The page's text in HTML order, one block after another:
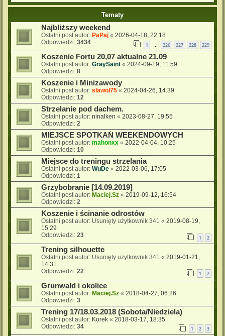
Tematy
Najbliższy weekend
Ostatni post autor: PaPaj « 2026-04-18, 22:18
Odpowiedzi: 3434 1 226 227 228 229
Koszenie Fortu 20,07 aktualne 21,09
Ostatni post autor: GraySaint « 2024-09-19, 11:59
Odpowiedzi: 8
Koszenie i Minizawody
Ostatni post autor: slawol75 « 2024-04-26, 14:39
Odpowiedzi: 12
Strzelanie pod dachem.
Ostatni post autor: ninalken « 2023-08-27, 19:55
Odpowiedzi: 2
MIEJSCE SPOTKAŃ WEEKENDOWYCH
Ostatni post autor: mahonxx « 2022-04-04, 10:25
Odpowiedzi: 10
Miejsce do treningu strzelania
Ostatni post autor: WuDe « 2022-03-06, 17:05
Odpowiedzi: 1
Grzybobranie [14.09.2019]
Ostatni post autor: Maciej.Sz « 2019-09-12, 16:54
Odpowiedzi: 2
Koszenie i ścinanie odrostów
Ostatni post autor: Usunięty użytkownik 341 « 2019-08-19,
15:29
Odpowiedzi: 23 1 2
Trening silhouette
Ostatni post autor: Usunięty użytkownik 341 « 2019-01-21,
14:31
Odpowiedzi: 22 1 2
Grunwald i okolice
Ostatni post autor: Maciej.Sz « 2018-04-27, 06:26
Odpowiedzi: 3
Trening 17/18.03.2018 (Sobota/Niedziela)
Ostatni post autor: Korek « 2018-03-17, 18:35
Odpowiedzi: 34 1 2 3